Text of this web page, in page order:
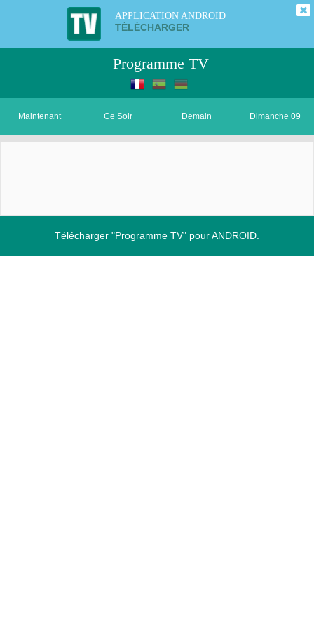
APPLICATION ANDROID
TÉLÉCHARGER
Programme TV
Maintenant Ce Soir Demain Dimanche 09
Télécharger "Programme TV" pour ANDROID.